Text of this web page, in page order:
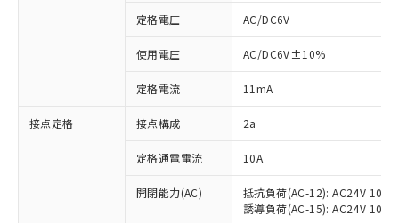
定格電圧 AC/DC6V
使用電圧 AC/DC6V±10%
定格電流 11mA
接点定格 接点構成 2a
定格通電電流 10A
開閉能力(AC)
抵抗負荷(AC-12): AC24V 10A/
誘導負荷(AC-15): AC24V
ご利用条件
以下の条件をお読みいただき、同意のうえ
ご利用ください。
本サービスは、当社制御機器事業取扱
商品の当社在庫状況および標準価格
(税抜)を提供させていただくもので
当社制御機器事業取扱商品の中には、
対応予定：EU RoHS指令（10物質）の非含
有に対応した製品に切り替える予定のある
対応予定なし：EU RoHS指令（10物質）の
非含有に非対応の商品で、対応品を出す予
調査・確認中：EU RoHS指令（10物質）の
非含有の対応状況を調査中または確認中の
非該当品：ライセンス料など無形物で、有
害物質有無と関係のない商品です。
仕入先様の事情により、非含有部品として
「○」：最大均質材料含有率が中国RoHSの
基準値以下であることを示します。
「×」：最大均質材料含有率が中国RoHSの